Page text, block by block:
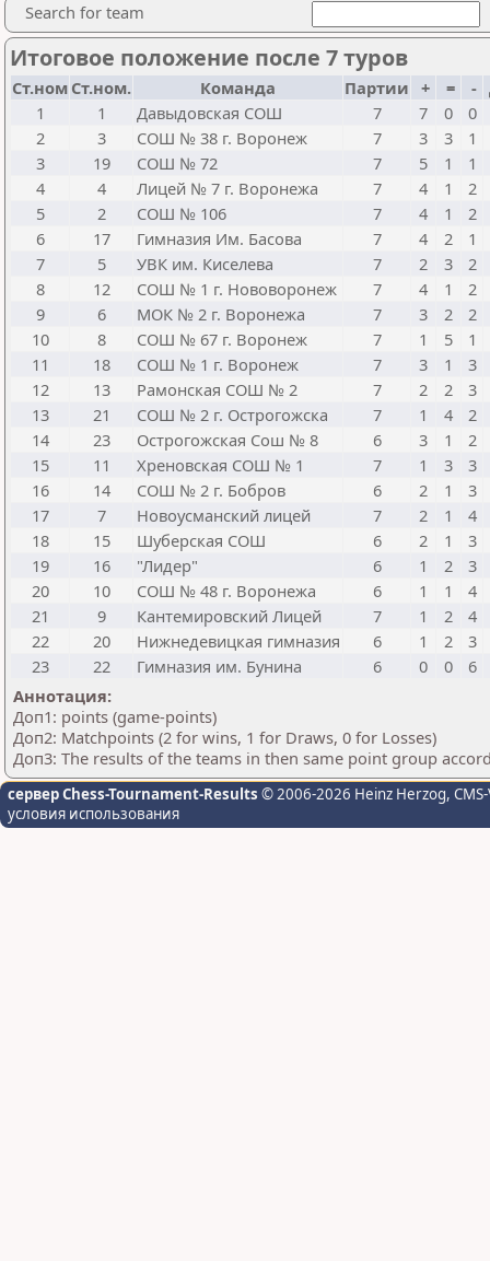
Search for team
Итоговое положение после 7 туров
Ст.ном Ст.ном. Команда Партии + = -
1
1 Давыдовская СОШ 7 7 0
0
2
3 СОШ № 38 г. Воронеж 7 3 3
1
3
19 СОШ № 72 7 5 1
1
4
4 Лицей № 7 г. Воронежа 7 4 1
2
5
2 СОШ № 106 7 4 1
2
6
17 Гимназия Им. Басова 7 4 2
1
7
5 УВК им. Киселева 7 2 3
2
8
12 СОШ № 1 г. Нововоронеж 7 4 1
2
9
6 МОК № 2 г. Воронежа 7 3 2
2
10
8 СОШ № 67 г. Воронеж 7 1 5
1
11
18 СОШ № 1 г. Воронеж 7 3 1
3
12
13 Рамонская СОШ № 2 7 2 2
3
13
21 СОШ № 2 г. Острогожска 7 1 4
2
14
23 Острогожская Сош № 8 6 3 1
2
15
11 Хреновская СОШ № 1 7 1 3
3
16
14 СОШ № 2 г. Бобров 6 2 1
3
17
7 Новоусманский лицей 7 2 1
4
18
15 Шуберская СОШ 6 2 1
3
19
16 "Лидер" 6 1 2
3
20
10 СОШ № 48 г. Воронежа 6 1 1
4
21
9 Кантемировский Лицей 7 1 2
4
22
20 Нижнедевицкая гимназия 6 1 2
3
23
22 Гимназия им. Бунина 6 0 0
6
Аннотация:
Доп1: points (game-points)
Доп2: Matchpoints (2 for wins, 1 for Draws, 0 for Losses)
Доп3: The results of the teams in then same point group
сервер Chess-Tournament-Results © 2006-2026 Heinz Herzog,
условия использования